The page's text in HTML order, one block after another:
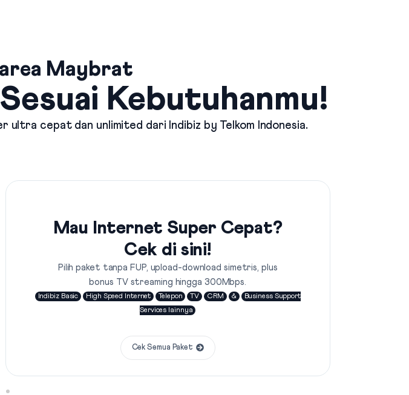
Maybrat
Kebutuhanmu!
ultra cepat dan unlimited dari Indibiz by Telkom Indonesia.
Mau Internet Super Cepat?
Cek di sini!
Pilih paket tanpa FUP, upload-download simetris, plus
bonus TV streaming hingga 300Mbps.
Indibiz Basic High Speed Internet Telepon TV CRM &
Business Support
Services lainnya
Cek Semua Paket